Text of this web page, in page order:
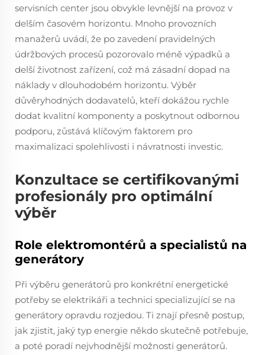
servisních center jsou obvykle levnější na provoz v
delším časovém horizontu. Mnoho provozních
manažerů uvádí, že po zavedení pravidelných
údržbových procesů pozorovalo méně výpadků a
delší životnost zařízení, což má zásadní dopad na
náklady v dlouhodobém horizontu. Výběr
důvěryhodných dodavatelů, kteří dokážou rychle
dodat kvalitní komponenty a poskytnout odbornou
podporu, zůstává klíčovým faktorem pro
maximalizaci spolehlivosti i návratnosti investic.
Konzultace se certifikovanými
profesionály pro optimální
výběr
Role elektromontérů a specialistů na
generátory
Při výběru generátorů pro konkrétní energetické
potřeby se elektrikáři a technici specializující se na
generátory opravdu rozjedou. Ti znají přesně postup,
jak zjistit, jaký typ energie někdo skutečně potřebuje,
a poté poradí nejvhodnější možnosti generátorů.